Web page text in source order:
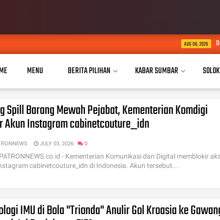
Dua Tahun Mengukir
MENU BERITA PILIHAN KABAR SUMBAR
Spill Barang Mewah Pejabat, Kementerian Komdigi
Akun Instagram cabinetcouture_idn
JULY 03, 2026 0
- Kementerian Komunikasi dan Digital memblokir
cabinetcouture_idn di Indonesia. Akun tersebut...
IMU di Bola "Trionda" Anulir Gol Kroasia ke